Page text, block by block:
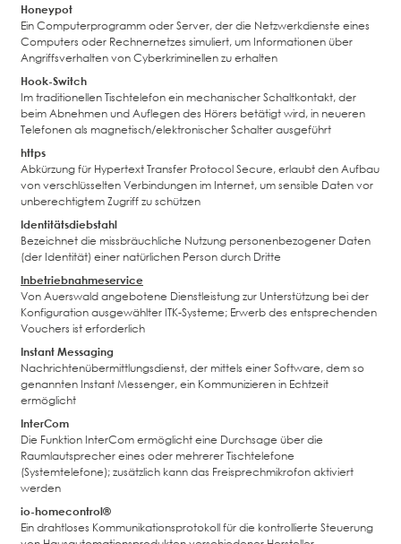
Honeypot
Ein Computerprogramm oder Server, der die Netzwerkdienste eines
Computers oder Rechnernetzes simuliert, um Informationen über
Angriffsverhalten von Cyberkriminellen zu erhalten
Hook-Switch
Im traditionellen Tischtelefon ein mechanischer Schaltkontakt, der
beim Abnehmen und Auflegen des Hörers betätigt wird, in neueren
Telefonen als magnetisch/elektronischer Schalter ausgeführt
https
Abkürzung für Hypertext Transfer Protocol Secure, erlaubt den Aufbau
von verschlüsselten Verbindungen im Internet, um sensible Daten vor
unberechtigtem Zugriff zu schützen
Identitätsdiebstahl
Bezeichnet die missbräuchliche Nutzung personenbezogener Daten
(der Identität) einer natürlichen Person durch Dritte
Inbetriebnahmeservice
Von Auerswald angebotene Dienstleistung zur Unterstützung bei der
Konfiguration ausgewählter ITK-Systeme; Erwerb des entsprechenden
Vouchers ist erforderlich
Instant Messaging
Nachrichtenübermittlungsdienst, der mittels einer Software, dem so
genannten Instant Messenger, ein Kommunizieren in Echtzeit
ermöglicht
InterCom
Die Funktion InterCom ermöglicht eine Durchsage über die
Raumlautsprecher eines oder mehrerer Tischtelefone
(Systemtelefone); zusätzlich kann das Freisprechmikrofon aktiviert
werden
io-homecontrol®
Ein drahtloses Kommunikationsprotokoll für die kontrollierte Steuerung